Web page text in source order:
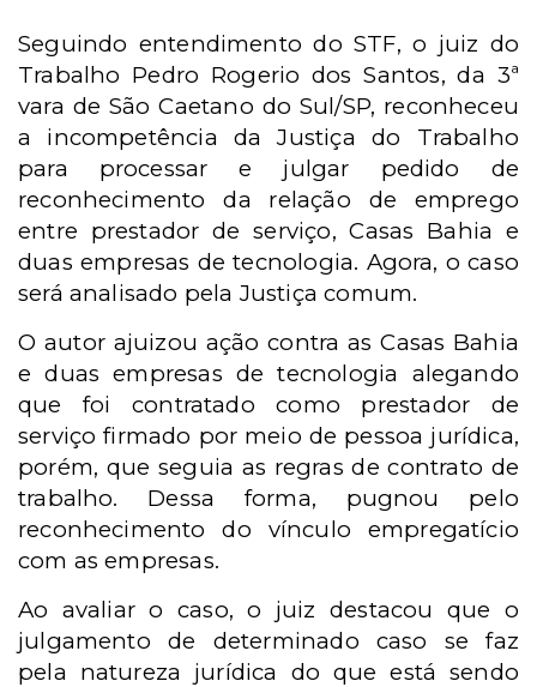
Seguindo entendimento do STF, o juiz do
Trabalho Pedro Rogerio dos Santos, da 3ª
vara de São Caetano do Sul/SP, reconheceu
a incompetência da Justiça do Trabalho
para processar e julgar pedido de
reconhecimento da relação de emprego
entre prestador de serviço, Casas Bahia e
duas empresas de tecnologia. Agora, o caso
será analisado pela Justiça comum.
O autor ajuizou ação contra as Casas Bahia
e duas empresas de tecnologia alegando
que foi contratado como prestador de
serviço firmado por meio de pessoa jurídica,
porém, que seguia as regras de contrato de
trabalho. Dessa forma, pugnou pelo
reconhecimento do vínculo empregatício
com as empresas.
Ao avaliar o caso, o juiz destacou que o
julgamento de determinado caso se faz
pela natureza jurídica do que está sendo